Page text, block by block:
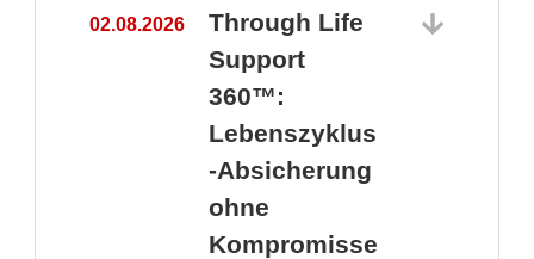
02.08.2026
Through Life
Support
360™:
Lebenszyklus
-Absicherung
ohne
Kompromisse